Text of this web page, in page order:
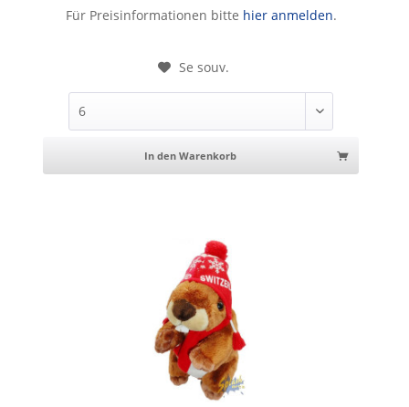
Gämse, stehend, 21cm
Für Preisinformationen bitte hier anmelden.
Se souv.
In den Warenkorb